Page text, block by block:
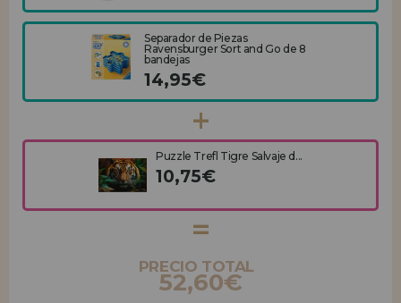
Separador de Piezas
Ravensburger Sort and Go de 8
bandejas
14,95€
Puzzle Trefl Tigre Salvaje d...
10,75€
PRECIO TOTAL
52,60€